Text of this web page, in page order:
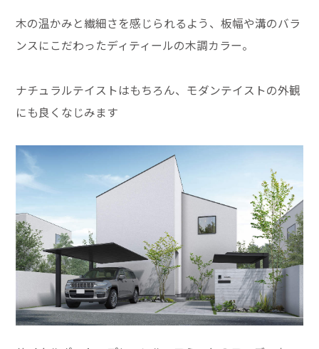
木の温かみと繊細さを感じられるよう、板幅や溝のバラ
ンスにこだわったディティールの木調カラー。
ナチュラルテイストはもちろん、モダンテイストの外観
にも良くなじみます